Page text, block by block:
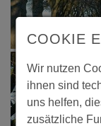
COOKIE
Wir nutzen
ihnen sind
uns helfen,
zusätzliche